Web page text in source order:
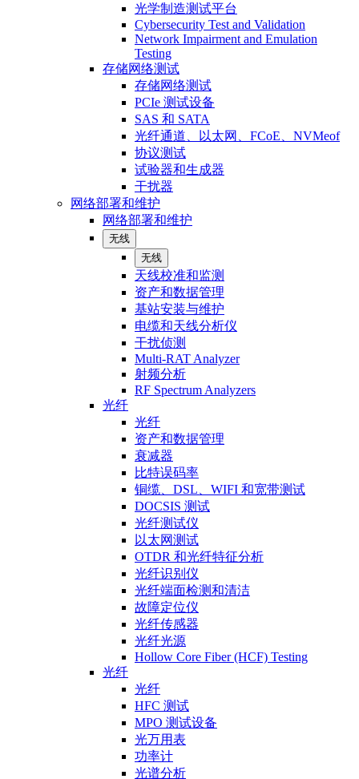
光学制造测试平台
Cybersecurity Test and Validation
Network Impairment and Emulation
Testing
存储网络测试
存储网络测试
PCIe 测试设备
SAS 和 SATA
光纤通道、以太网、FCoE、NVMeof
协议测试
试验器和生成器
干扰器
网络部署和维护
网络部署和维护
无线
无线
天线校准和监测
资产和数据管理
基站安装与维护
电缆和天线分析仪
干扰侦测
Multi-RAT Analyzer
射频分析
RF Spectrum Analyzers
光纤
光纤
资产和数据管理
衰减器
比特误码率
铜缆、DSL、WIFI 和宽带测试
DOCSIS 测试
光纤测试仪
以太网测试
OTDR 和光纤特征分析
光纤识别仪
光纤端面检测和清洁
故障定位仪
光纤传感器
光纤光源
Hollow Core Fiber (HCF) Testing
光纤
光纤
HFC 测试
MPO 测试设备
光万用表
功率计
光谱分析